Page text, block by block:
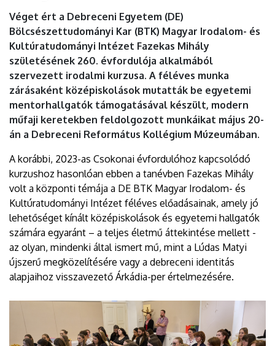
Véget ért a Debreceni Egyetem (DE)
Bölcsészettudományi Kar (BTK) Magyar Irodalom- és
Kultúratudományi Intézet Fazekas Mihály
születésének 260. évfordulója alkalmából
szervezett irodalmi kurzusa. A féléves munka
zárásaként középiskolások mutatták be egyetemi
mentorhallgatók támogatásával készült, modern
műfaji keretekben feldolgozott munkáikat május 20-
án a Debreceni Református Kollégium Múzeumában.
A korábbi, 2023-as Csokonai évfordulóhoz kapcsolódó
kurzushoz hasonlóan ebben a tanévben Fazekas Mihály
volt a központi témája a DE BTK Magyar Irodalom- és
Kultúratudományi Intézet féléves előadásainak, amely jó
lehetőséget kínált középiskolások és egyetemi hallgatók
számára egyaránt – a teljes életmű áttekintése mellett -
az olyan, mindenki által ismert mű, mint a Lúdas Matyi
újszerű megközelítésére vagy a debreceni identitás
alapjaihoz visszavezető Árkádia-per értelmezésére.